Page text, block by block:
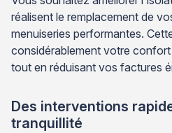
réalisent le remplacement de
menuiseries performantes.
considérablement votre
tout en réduisant vos factures
Des interventions
tranquillité